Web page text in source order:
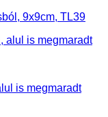
9x9cm, TL39
is megmaradt